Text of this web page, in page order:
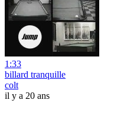
1:33
billard tranquille
colt
il y a 20 ans